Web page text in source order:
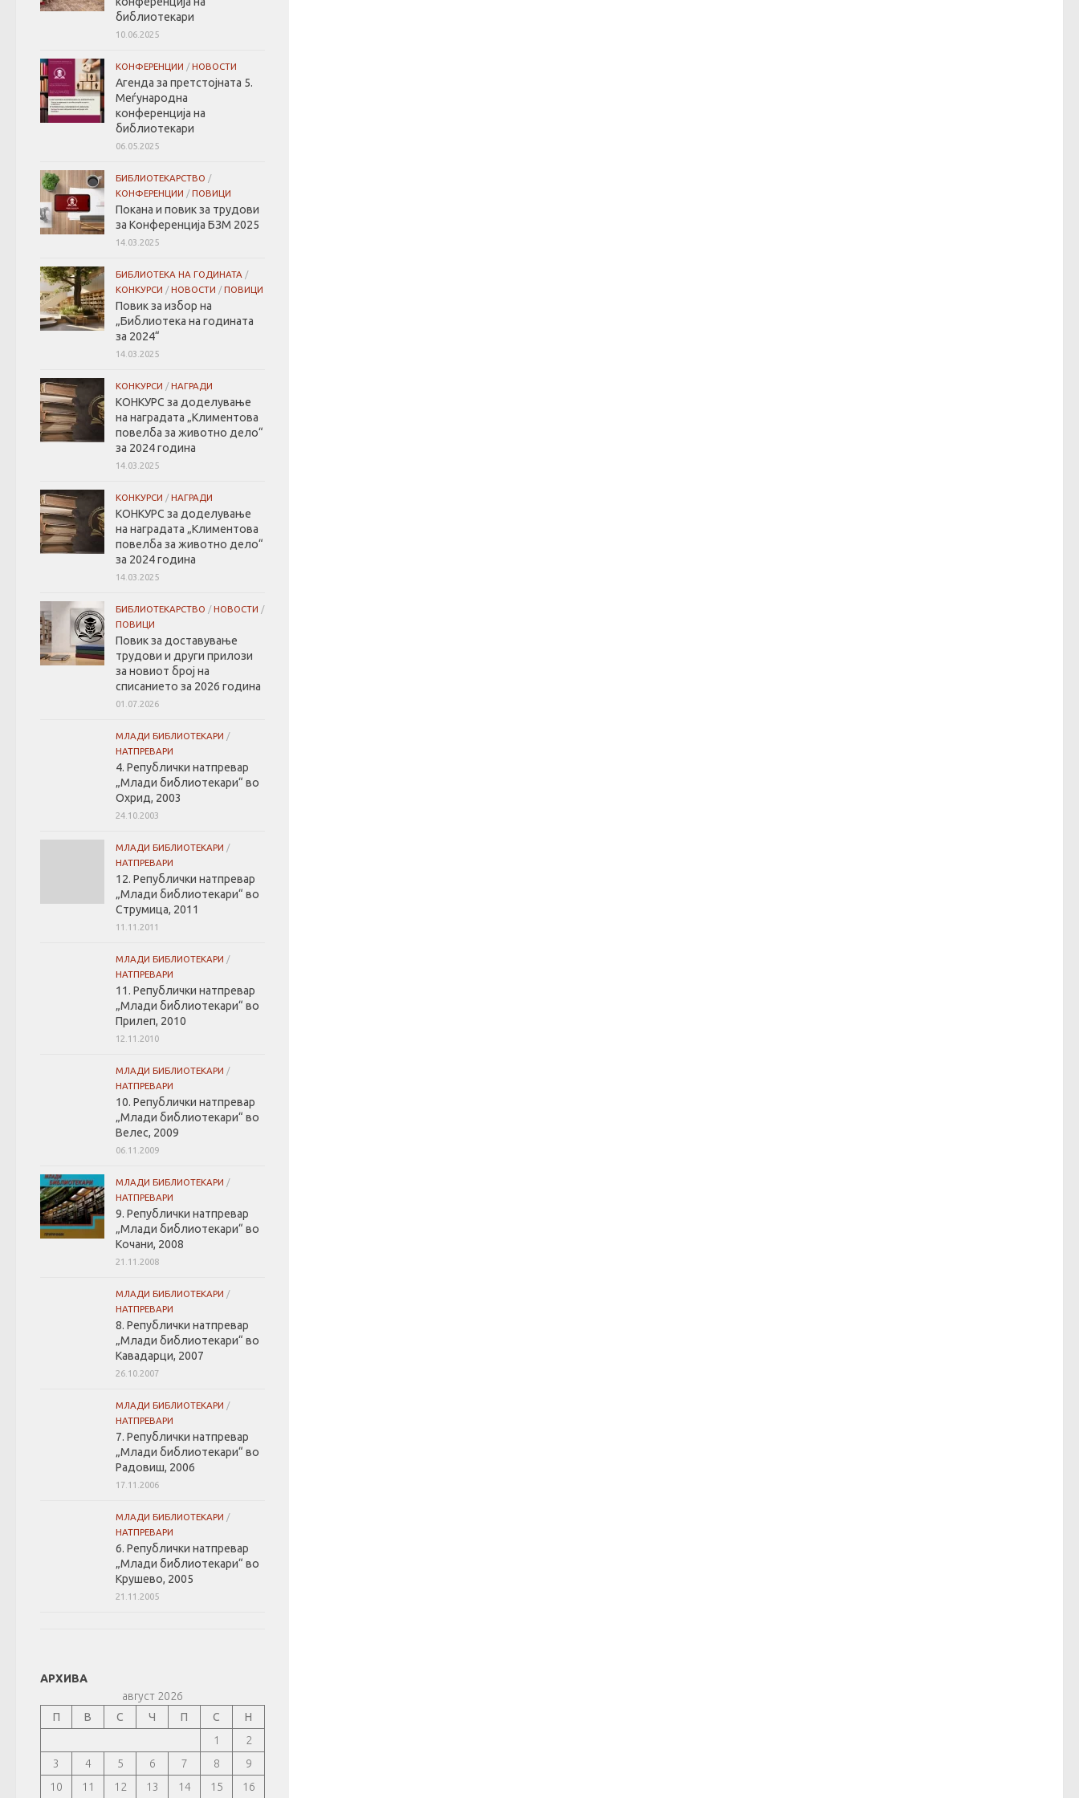
библиотекари
10.06.2025
КОНФЕРЕНЦИИ /НОВОСТИ
Агенда за претстојната 5.
Меѓународна
конференција на
библиотекари
06.05.2025
БИБЛИОТЕКАРСТВО /
КОНФЕРЕНЦИИ /ПОВИЦИ
Покана и повик за трудови
за Конференција БЗМ 2025
14.03.2025
БИБЛИОТЕКА НА ГОДИНАТА /
КОНКУРСИ /НОВОСТИ /ПОВИЦИ
Повик за избор на
„Библиотека на годината
за 2024“
14.03.2025
КОНКУРСИ /НАГРАДИ
КОНКУРС за доделување
на наградата „Климентова
повелбa за животно дело“
за 2024 година
14.03.2025
КОНКУРСИ /НАГРАДИ
КОНКУРС за доделување
на наградата „Климентова
повелбa за животно дело“
за 2024 година
14.03.2025
БИБЛИОТЕКАРСТВО /НОВОСТИ /
ПОВИЦИ
Повик за доставување
трудови и други прилози
за новиот број на
списанието за 2026 година
01.07.2026
МЛАДИ БИБЛИОТЕКАРИ /
НАТПРЕВАРИ
4. Републички натпревар
„Млади библиотекари“ во
Охрид, 2003
24.10.2003
МЛАДИ БИБЛИОТЕКАРИ /
НАТПРЕВАРИ
12. Републички натпревар
„Млади библиотекари“ во
Струмица, 2011
11.11.2011
МЛАДИ БИБЛИОТЕКАРИ /
НАТПРЕВАРИ
11. Републички натпревар
„Млади библиотекари“ во
Прилеп, 2010
12.11.2010
МЛАДИ БИБЛИОТЕКАРИ /
НАТПРЕВАРИ
10. Републички натпревар
„Млади библиотекари“ во
Велес, 2009
06.11.2009
МЛАДИ БИБЛИОТЕКАРИ /
НАТПРЕВАРИ
9. Републички натпревар
„Млади библиотекари“ во
Кочани, 2008
21.11.2008
МЛАДИ БИБЛИОТЕКАРИ /
НАТПРЕВАРИ
8. Републички натпревар
„Млади библиотекари“ во
Кавадарци, 2007
26.10.2007
МЛАДИ БИБЛИОТЕКАРИ /
НАТПРЕВАРИ
7. Републички натпревар
„Млади библиотекари“ во
Радовиш, 2006
17.11.2006
МЛАДИ БИБЛИОТЕКАРИ /
НАТПРЕВАРИ
6. Републички натпревар
„Млади библиотекари“ во
Крушево, 2005
21.11.2005
АРХИВА
август 2026
П
В С Ч П С
Н
1
2
3
4 5 6 7 8
9
10
11 12 13 14 15 16